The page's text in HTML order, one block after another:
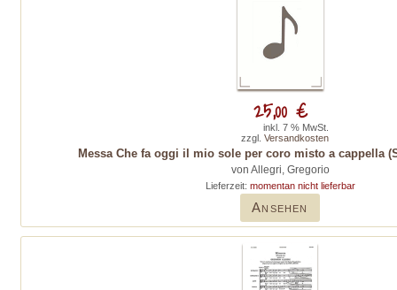
Messa Che fa oggi il mio sole per coro misto a cappella
von Allegri, Gregorio
Lieferzeit: momentan nicht lieferbar
Ansehen
25,00 €
inkl. 7 % MwSt.
zzgl. Versandkosten